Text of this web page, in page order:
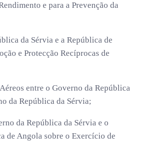
e para a Prevenção da
da Sérvia e a República de
e Protecção Recíprocas de
entre o Governo da República
da República da Sérvia;
da República da Sérvia e o
de Angola sobre o Exercício de